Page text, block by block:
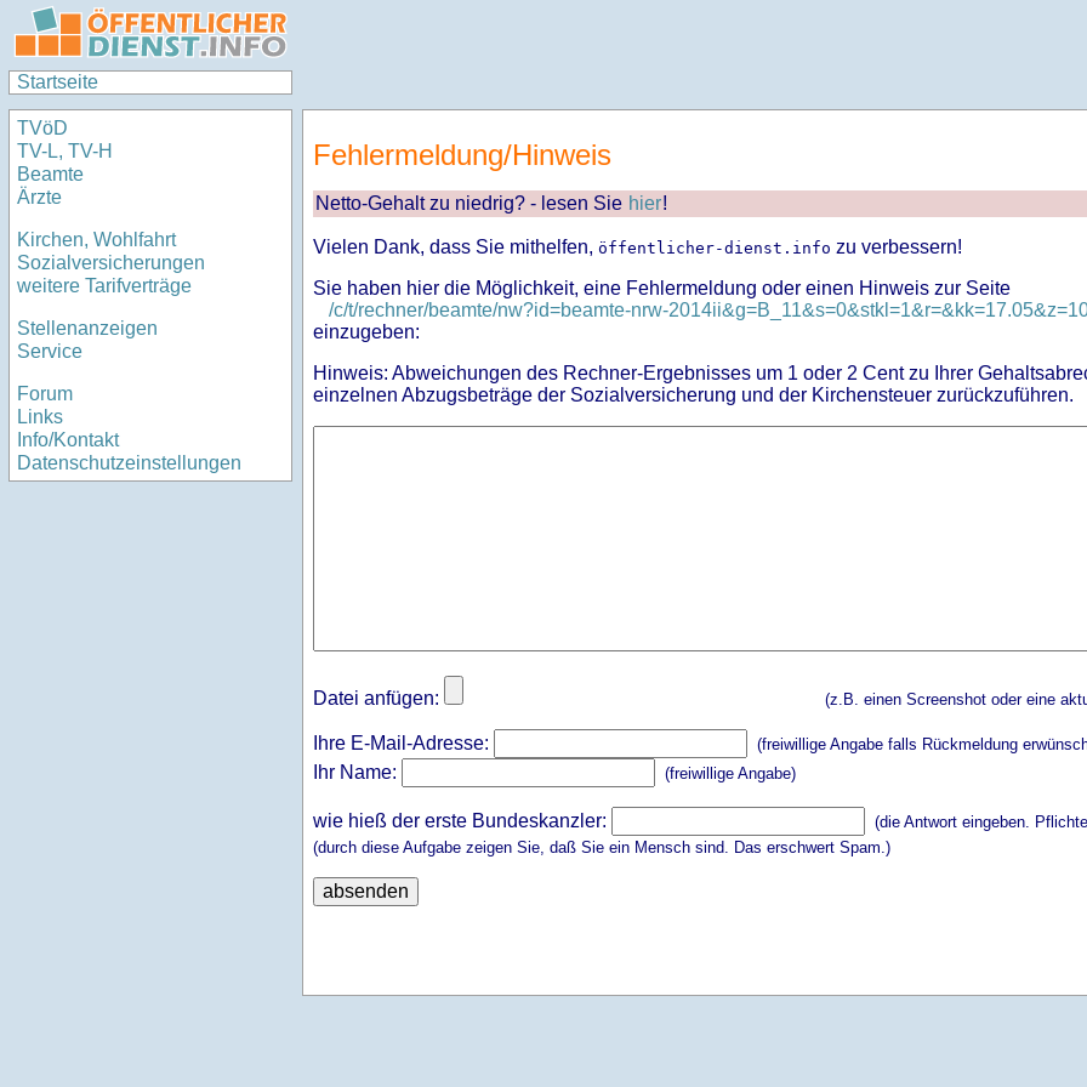
Startseite
TVöD
TV-L, TV-H
Beamte
Ärzte
Kirchen, Wohlfahrt
Sozialversicherungen
weitere Tarifverträge
Stellenanzeigen
Service
Forum
Links
Info/Kontakt
Datenschutzeinstellungen
Fehlermeldung/Hinweis
Netto-Gehalt zu niedrig? - lesen Sie hier!
Vielen Dank, dass Sie mithelfen, öffentlicher-dienst.info zu verbessern!
Sie haben hier die Möglichkeit, eine Fehlermeldung oder einen Hinweis zur Seite
/c/t/rechner/beamte/nw?id=beamte-nrw-
einzugeben:
Hinweis: Abweichungen des Rechner-Ergebnisses um 1 oder 2 Cent zu Ihrer
einzelnen Abzugsbeträge der Sozialversicherung und der Kirchensteuer zurückzuführen.
Datei anfügen: (z.B. einen Screenshot oder eine
Ihre E-Mail-Adresse: (freiwillige Angabe falls Rückmeldung
Ihr Name: (freiwillige Angabe)
wie hieß der erste Bundeskanzler:
(die Antwort eingeben.
(durch diese Aufgabe zeigen Sie, daß Sie ein Mensch sind. Das erschwert Spam.)